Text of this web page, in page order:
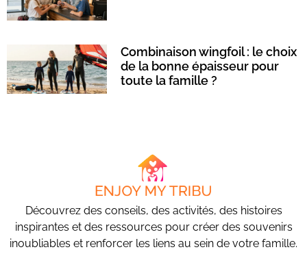
Combinaison wingfoil : le choix
de la bonne épaisseur pour
toute la famille ?
Découvrez des conseils, des activités, des histoires
inspirantes et des ressources pour créer des souvenirs
inoubliables et renforcer les liens au sein de votre famille.